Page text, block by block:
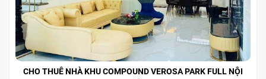
CHO THUÊ NHÀ KHU COMPOUND VEROSA PARK FULL NỘI